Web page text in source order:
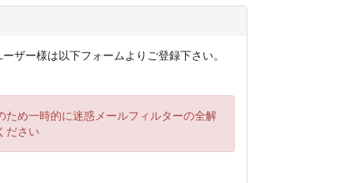
ザー様は以下フォームよりご登録下さい。
ため一時的に迷惑メールフィルターの全解
ださい